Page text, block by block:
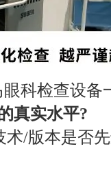
眼科检查设备
真实水平?
/版本是否